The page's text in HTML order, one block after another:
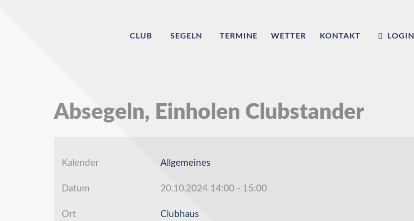
CLUB SEGELN TERMINE WETTER KONTAKT LOGIN
Absegeln, Einholen Clubstander
Kalender Allgemeines
Datum 20.10.2024 14:00 - 15:00
Ort Clubhaus